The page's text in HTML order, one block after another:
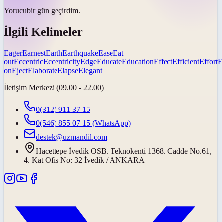
Yorucubir gün geçirdim.
İlgili Kelimeler
EagerEarnestEarthEarthquakeEaseEat
outEccentricEccentricityEdgeEducateEducationEffectEfficientEffort
onEjectElaborateElapseElegant
İletişim Merkezi (09.00 - 22.00)
0(312) 911 37 15
0(546) 855 07 15 (WhatsApp)
destek@uzmandil.com
Hacettepe İvedik OSB. Teknokenti 1368. Cadde No.61,
4. Kat Ofis No: 32 İvedik / ANKARA